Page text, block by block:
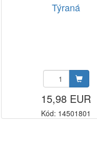
Týraná
15,98 EUR
Kód: 14501801